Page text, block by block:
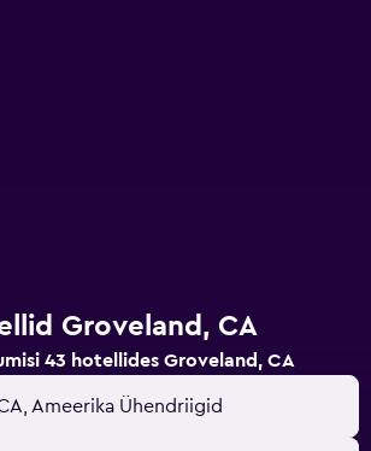
Groveland, CA
43 hotellides Groveland, CA
Ameerika Ühendriigid